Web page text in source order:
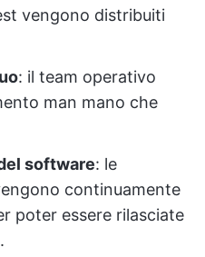
vengono distribuiti
: il team operativo
man mano che
software: le
continuamente
poter essere rilasciate